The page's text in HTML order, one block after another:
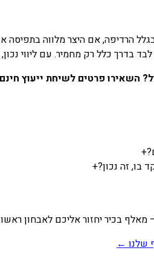
הרדיפה, אם היצר מלווה
לבד בדרך כלל רק מחמיר. עם ליווי
השאירו פרטים לשיחת ייעוץ
+
זה נכון?+
בכיר יחזור אליכם לאבחון
שלנו←